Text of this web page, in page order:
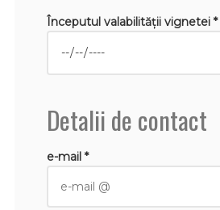
Începutul valabilităţii vignetei *
Detalii de contact
e-mail *